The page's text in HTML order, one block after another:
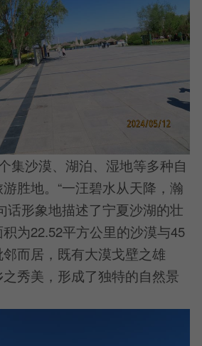
沙漠、湖泊、湿地等多种自
胜地。“一汪碧水从天降，瀚
话形象地描述了宁夏沙湖的壮
为22.52平方公里的沙漠与45
而居，既有大漠戈壁之雄
秀美，形成了独特的自然景